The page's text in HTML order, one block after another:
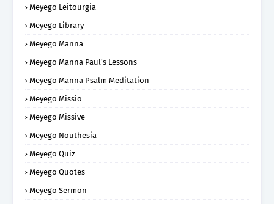
Meyego Leitourgia
Meyego Library
Meyego Manna
Meyego Manna Paul's Lessons
Meyego Manna Psalm Meditation
Meyego Missio
Meyego Missive
Meyego Nouthesia
Meyego Quiz
Meyego Quotes
Meyego Sermon